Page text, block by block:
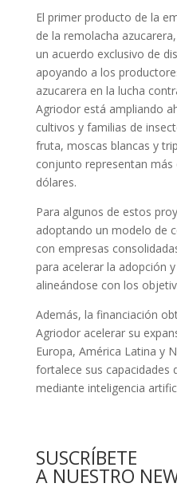
El primer producto de la
de la remolacha
un acuerdo exclusivo de
apoyando a los
azucarera en la lucha
Agriodor está ampliando
cultivos y familias de
fruta, moscas blancas y
conjunto representan más
dólares.
Para algunos de estos
adoptando un modelo de
con empresas
para acelerar la adopción
alineándose con los
Además, la financiación
Agriodor acelerar su
Europa, América Latina y
fortalece sus capacidades
mediante inteligencia
SUSCRÍBETE
A NUESTRO